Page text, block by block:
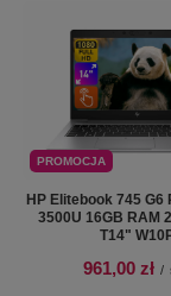
PROMOCJA
HP Elitebook 745 G6
3500U 16GB RAM
T14"
961,00 zł /